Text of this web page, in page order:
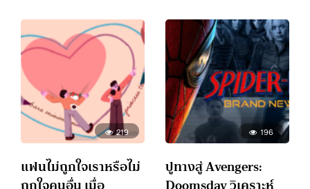
219
แฟนไม่ถูกใจเราหรือไม่
196
ปูทางสู่ Avengers: